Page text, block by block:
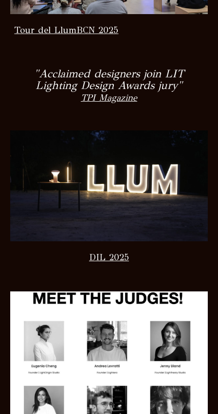
Tour del LlumBCN 2025
"Acclaimed designers join LIT
Lighting Design Awards jury"
TPI Magazine
DIL 2025